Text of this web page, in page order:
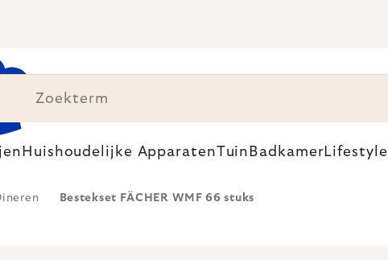
Huishoudelijke ApparatenTuin BadkamerLifestyle
Bestekset FÄCHER WMF 66 stuks